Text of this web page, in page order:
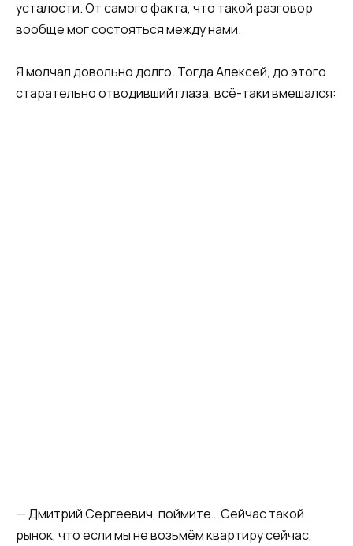
усталости. От самого факта, что такой разговор
вообще мог состояться между нами.
Я молчал довольно долго. Тогда Алексей, до этого
старательно отводивший глаза, всё-таки вмешался:
— Дмитрий Сергеевич, поймите… Сейчас такой
рынок, что если мы не возьмём квартиру сейчас,